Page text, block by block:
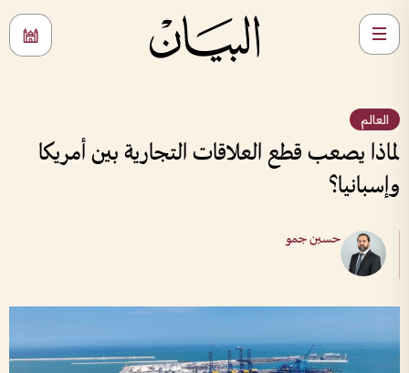
العالم
لماذا يصعب قطع العلاقات التجارية بين أمريكا
وإسبانيا؟
حسين جمو